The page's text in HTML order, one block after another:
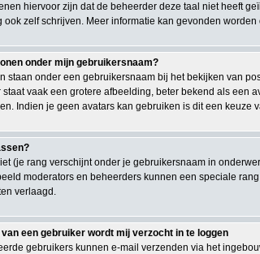
hiervoor zijn dat de beheerder deze taal niet heeft
ook zelf schrijven. Meer informatie kan gevonden
onder mijn gebruikersnaam?
staan onder een gebruikersnaam bij het bekijken van
vaak een grotere afbeelding, beter bekend als een
Indien je geen avatars kan gebruiken is dit een
(je rang verschijnt onder je gebruikersnaam in
moderators en beheerders kunnen een speciale
verlaagd.
een gebruiker wordt mij verzocht in te loggen
gebruikers kunnen e-mail verzenden via het